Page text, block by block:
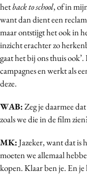
Influencer marketing
Interne communicatie
Martech
Media
Merkstrategie
PR
Programmatic
Purpose Marketing
hetback to school, of in
want dan dient een
maar ontstijgt het ook in
inzicht erachter zo
gaat het bij ons thuis
campagnes en werkt als
deze.
WAB:Zeg je daarmee
zoals we die in de film
MK:Jazeker, want dat is
moeten we allemaal
kopen. Klaar ben je. En